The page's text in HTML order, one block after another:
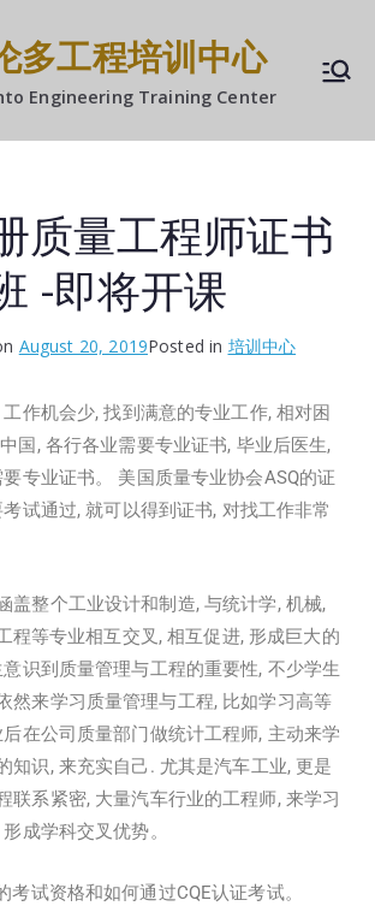
多工程培训中心
Engineering Training Center
质量工程师证书
-即将开课
August 20, 2019Posted in 培训中心
作机会少, 找到满意的专业工作, 相对困
国, 各行各业需要专业证书, 毕业后医生,
专业证书。 美国质量专业协会ASQ的证
试通过, 就可以得到证书, 对找工作非常
盖整个工业设计和制造, 与统计学, 机械,
程等专业相互交叉, 相互促进, 形成巨大的
识到质量管理与工程的重要性, 不少学生
然来学习质量管理与工程, 比如学习高等
在公司质量部门做统计工程师, 主动来学
知识, 来充实自己. 尤其是汽车工业, 更是
联系紧密, 大量汽车行业的工程师, 来学习
成学科交叉优势。
考试资格和如何通过CQE认证考试。